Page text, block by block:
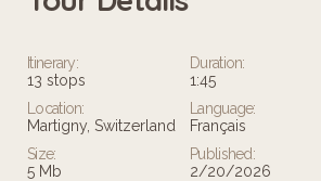
Itinerary:
13 stops
Duration:
1:45
Location:
Martigny, Switzerland
Language:
Français
Size:
5 Mb
Published:
2/20/2026